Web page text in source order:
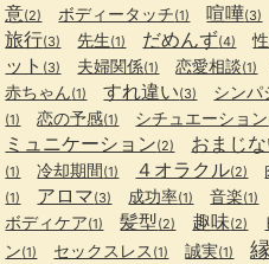
意(2) ボディータッチ(1) 喧嘩(3)
旅行(3) 先生(1) だめんず(4)
ット (3) 夫婦関係(1) 恋愛相談(1)
赤ちゃん(1) すれ違い(3) シンパ
(1) 恋の予感(1) シチュエーション
ミュニケーション(2) おまじ
(1) 冷却期間(1) ４オラクル(2)
(1) アロマ(3) 成功率(1) 音楽(1)
ボディケア(1) 髪型(2) 趣味(2)
ン(1) セックスレス (1) 誠実(1)